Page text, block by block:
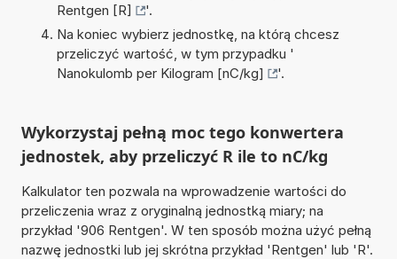
Rentgen [R]
'.
Na koniec wybierz jednostkę, na którą chcesz
przeliczyć wartość, w tym przypadku '
Nanokulomb per Kilogram [nC/kg]
'.
Wykorzystaj pełną moc tego konwertera
jednostek, aby przeliczyć R ile to nC/kg
Kalkulator ten pozwala na wprowadzenie wartości do
przeliczenia wraz z oryginalną jednostką miary; na
przykład '906 Rentgen'. W ten sposób można użyć pełną
nazwę jednostki lub jej skrótna przykład 'Rentgen' lub 'R'.